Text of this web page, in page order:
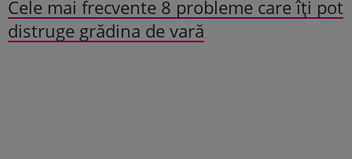
Cele mai frecvente 8 probleme care îți pot
distruge grădina de vară